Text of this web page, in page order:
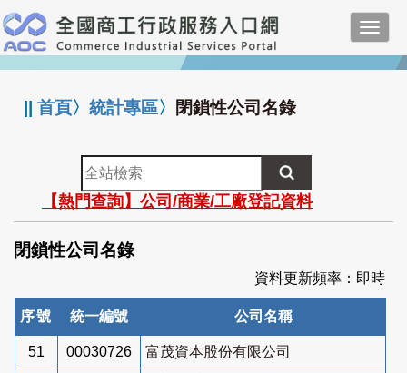
跳
到
主
要
:::
||首頁〉統計專區〉 閉鎖性公司名錄
全
站
檢
索
【熱門查詢】公司/商業/工廠登記資料
閉鎖性公司名錄
資料更新頻率：即時
序號 統一編號 公司名稱
51 00030726 富茂資本股份有限公司